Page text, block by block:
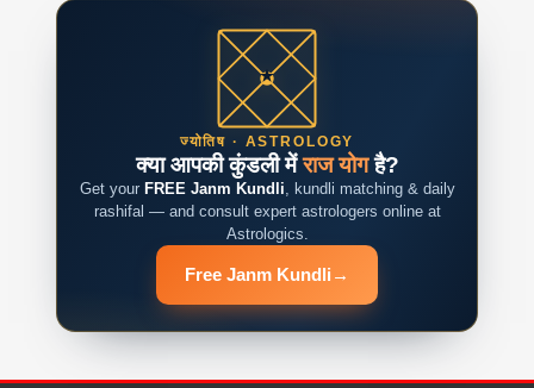
ज्योतिष · ASTROLOGY
क्या आपकी कुंडली मेंराज योगहै?
Get your FREE Janm Kundli, kundli matching & daily
rashifal — and consult expert astrologers online at
Astrologics.
Free Janm Kundli →